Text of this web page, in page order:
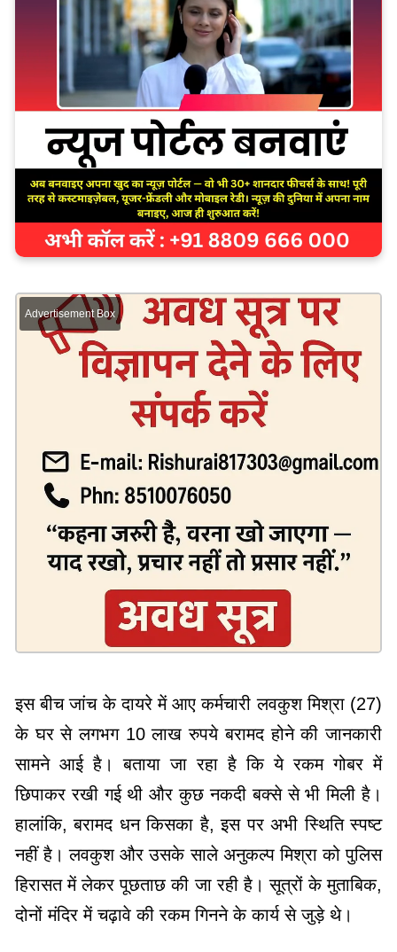
Advertisement Box
इस बीच जांच के दायरे में आए कर्मचारी लवकुश मिश्रा (27)
के घर से लगभग 10 लाख रुपये बरामद होने की जानकारी
सामने आई है। बताया जा रहा है कि ये रकम गोबर में
छिपाकर रखी गई थी और कुछ नकदी बक्से से भी मिली है।
हालांकि, बरामद धन किसका है, इस पर अभी स्थिति स्पष्ट
नहीं है। लवकुश और उसके साले अनुकल्प मिश्रा को पुलिस
हिरासत में लेकर पूछताछ की जा रही है। सूत्रों के मुताबिक,
दोनों मंदिर में चढ़ावे की रकम गिनने के कार्य से जुड़े थे।